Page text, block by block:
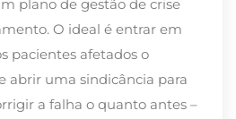
plano de gestão de crise
O ideal é entrar em
pacientes afetados o
abrir uma sindicância para
a falha o quanto antes –